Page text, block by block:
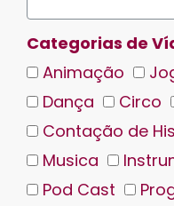
Categorias de
Animação
Dança
Circo
Contação de
Musica
Pod Cast